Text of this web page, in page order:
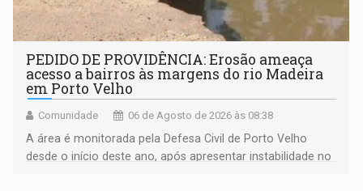
PEDIDO DE PROVIDÊNCIA: Erosão ameaça
acesso a bairros às margens do rio Madeira
em Porto Velho
Comunidade 06 de Agosto de 2026 às 08:38
A área é monitorada pela Defesa Civil de Porto Velho
desde o início deste ano, após apresentar instabilidade no